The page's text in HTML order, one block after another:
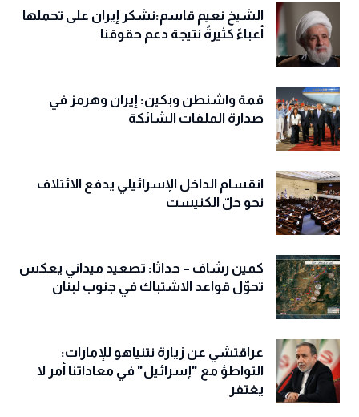
الشيخ نعيم قاسم:نشكر إيران على تحملها
أعباءً كثيرةً نتيجة دعم حقوقنا
قمة واشنطن وبكين: إيران وهرمز في
صدارة الملفات الشائكة
انقسام الداخل الإسرائيلي يدفع الائتلاف
نحو حلّ الكنيست
كمين رشاف – حداثا: تصعيد ميداني يعكس
تحوّل قواعد الاشتباك في جنوب لبنان
عراقتشي عن زيارة نتنياهو للإمارات:
التواطؤ مع "إسرائيل" في معاداتنا أمر لا
يغتفر